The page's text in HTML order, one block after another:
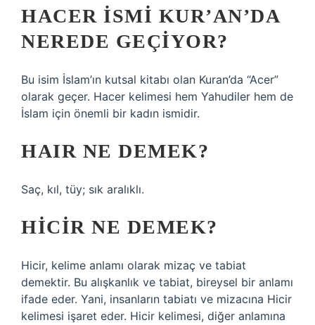
HACER ISMI KUR’AN’DA
NEREDE GEÇIYOR?
Bu isim İslam’ın kutsal kitabı olan Kuran’da “Acer”
olarak geçer. Hacer kelimesi hem Yahudiler hem de
İslam için önemli bir kadın ismidir.
HAIR NE DEMEK?
Saç, kıl, tüy; sık aralıklı.
HICIR NE DEMEK?
Hicir, kelime anlamı olarak mizaç ve tabiat
demektir. Bu alışkanlık ve tabiat, bireysel bir anlamı
ifade eder. Yani, insanların tabiatı ve mizacına Hicir
kelimesi işaret eder. Hicir kelimesi, diğer anlamına